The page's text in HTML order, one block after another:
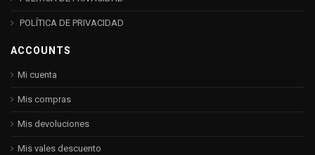
POLÍTICA DE PRIVACIDAD
ACCOUNTS
Mi cuenta
Mis compras
Mis devoluciones
Mis vales descuento